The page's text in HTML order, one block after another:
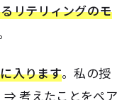
リテリィングのモ
入ります。私の授
⇒ 考えたことをペア